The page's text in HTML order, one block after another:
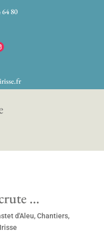
64 80
…
d'Aleu,Chantiers,